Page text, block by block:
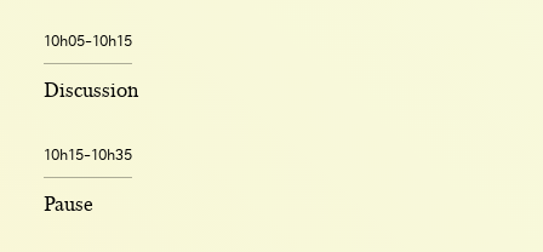
10h05-10h15
Discussion
10h15-10h35
Pause